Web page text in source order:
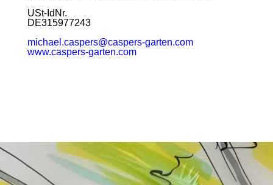
USt-IdNr.
DE315977243
michael.caspers@caspers-garten.com
www.caspers-garten.com